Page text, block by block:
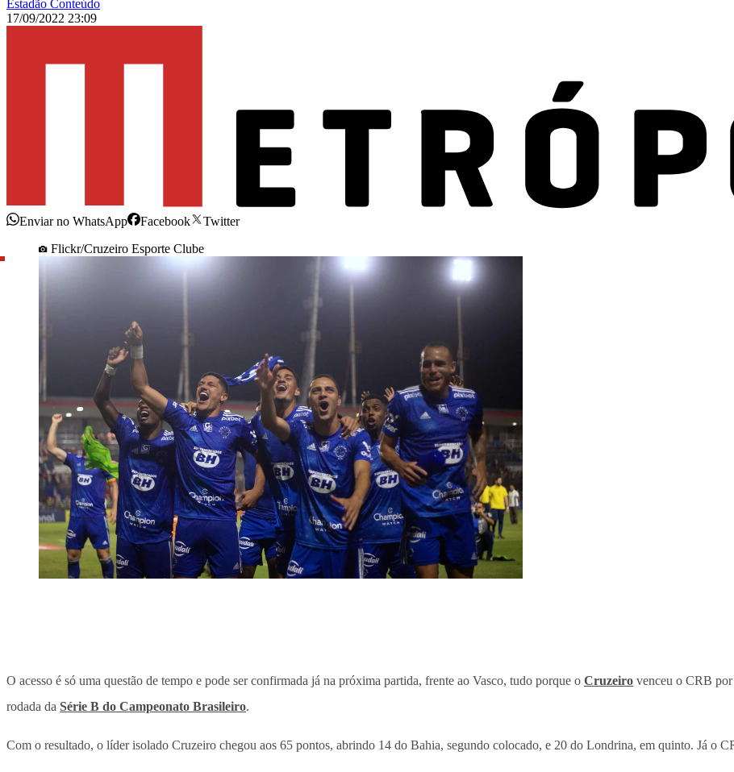
Estadão Conteúdo
17/09/2022 23:09
Enviar no WhatsApp Facebook
Twitter
Flickr/Cruzeiro Esporte Clube
O acesso é só uma questão de tempo e pode ser confirmada já na próxima partida, frente ao Vasco, tudo porque o Cruzeiro venceu o CRB por
rodada da Série B do Campeonato Brasileiro.
Com o resultado, o líder isolado Cruzeiro chegou aos 65 pontos, abrindo 14 do Bahia, segundo colocado, e 20 do Londrina, em quinto. Já o